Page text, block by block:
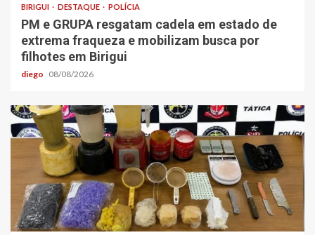
BIRIGUI DESTAQUE POLÍCIA
PM e GRUPA resgatam cadela em estado de
extrema fraqueza e mobilizam busca por
filhotes em Birigui
diego 08/08/2026